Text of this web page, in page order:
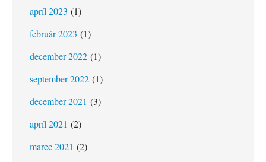
apríl 2023 (1)
február 2023 (1)
december 2022 (1)
september 2022 (1)
december 2021 (3)
apríl 2021 (2)
marec 2021 (2)